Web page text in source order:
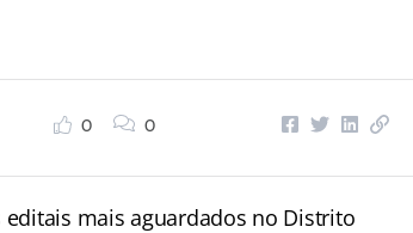
0 0
editais mais aguardados no Distrito